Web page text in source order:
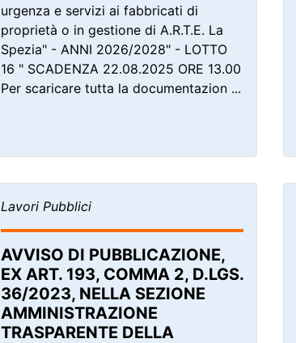
urgenza e servizi ai fabbricati di
proprietà o in gestione di A.R.T.E. La
Spezia" - ANNI 2026/2028" - LOTTO
16 " SCADENZA 22.08.2025 ORE 13.00
Per scaricare tutta la documentazion ...
Lavori Pubblici
AVVISO DI PUBBLICAZIONE,
EX ART. 193, COMMA 2, D.LGS.
36/2023, NELLA SEZIONE
AMMINISTRAZIONE
TRASPARENTE DELLA